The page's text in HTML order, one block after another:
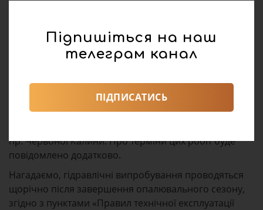
мережах від ТЕЦ-1 і ТЦ «Північна», то частині Сихова
і Франківського району планують відновити гарячу
воду швидше, від інших джерел теплопостачання.
Зокрема, цього року Львівтеплоенерго планує
замінити великі ділянки магістральних
трубопроводів великого діаметра на вул. Науковій,
пр. Червоної Калини. Про терміни цих робіт буде
повідомлено додатково.
Нагадаємо, гідравлічні випробування проводяться
щорічно після завершення опалювального сезону,
згідно з пунктами «Правил технічної експлуатації
Підпишіться на наш
телеграм канал
ПІДПИСАТИСЬ